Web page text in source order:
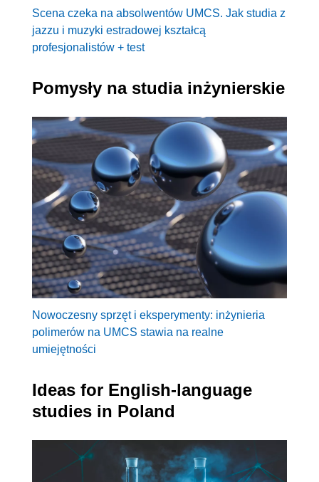
Scena czeka na absolwentów UMCS. Jak studia z
jazzu i muzyki estradowej kształcą
profesjonalistów + test
Pomysły na studia inżynierskie
Nowoczesny sprzęt i eksperymenty: inżynieria
polimerów na UMCS stawia na realne
umiejętności
Ideas for English-language
studies in Poland